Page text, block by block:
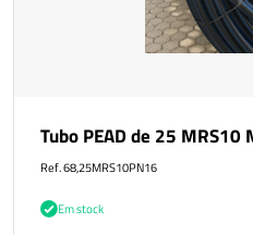
Tubo PEAD de 25
Ref. 68,25MRS10PN16
Em stock